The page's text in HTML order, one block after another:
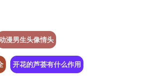
漫男生头像情头
开花的芦荟有什么作用